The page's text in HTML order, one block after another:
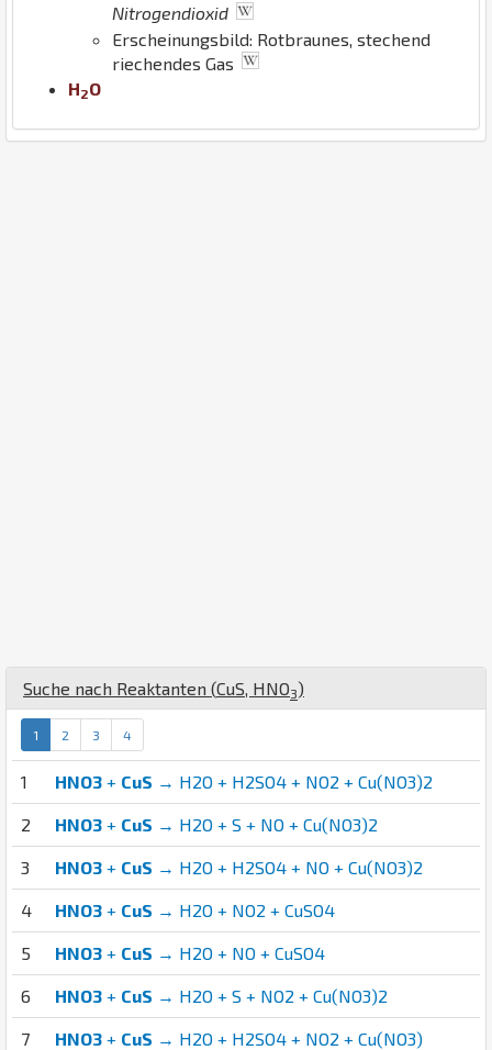
Nitrogendioxid
Erscheinungsbild: Rotbraunes, stechend
riechendes Gas
H2O
Suche nach Reaktanten (CuS HNO3)
1 2 3 4
1 HNO3 + CuS → H2O + H2SO4 + NO2 + Cu(NO3)2
2 HNO3 + CuS → H2O + S + NO + Cu(NO3)2
3 HNO3 + CuS → H2O + H2SO4 + NO + Cu(NO3)2
4 HNO3 + CuS → H2O + NO2 + CuSO4
5 HNO3 + CuS → H2O + NO + CuSO4
6 HNO3 + CuS → H2O + S + NO2 + Cu(NO3)2
7 HNO3 + CuS → H2O + H2SO4 + NO2 + Cu(NO3)